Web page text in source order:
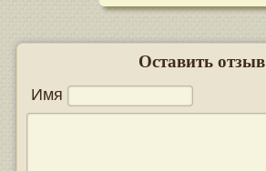
Оставить отзыв
Имя